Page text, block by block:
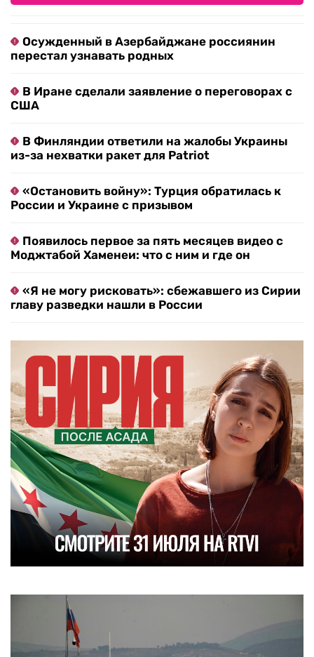
Осужденный в Азербайджане россиянин
перестал узнавать родных
В Иране сделали заявление о переговорах с
США
В Финляндии ответили на жалобы Украины
из-за нехватки ракет для Patriot
«Остановить войну»: Турция обратилась к
России и Украине с призывом
Появилось первое за пять месяцев видео с
Моджтабой Хаменеи: что с ним и где он
«Я не могу рисковать»: сбежавшего из Сирии
главу разведки нашли в России